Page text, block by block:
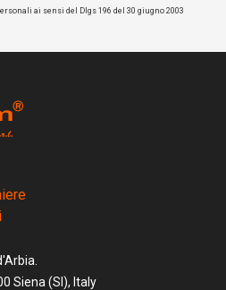
ai sensi del Dlgs 196 del 30 giugno 2003
Siena (SI), Italy